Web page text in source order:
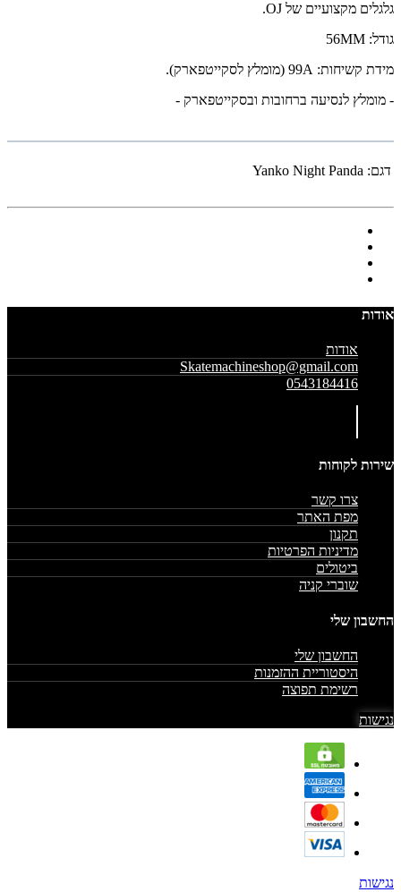
גלגלים מקצועיים של OJ.
גודל: 56MM
מידת קשיחות: 99A (מומלץ לסקייטפארק).
- מומלץ לנסיעה ברחובות ובסקייטפארק -
דגם: Yanko Night Panda
אודות
אודות
Skatemachineshop@gmail.com
0543184416
שירות לקוחות
צרו קשר
מפת האתר
תקנון
מדיניות הפרטיות
ביטולים
שוברי קניה
החשבון שלי
החשבון שלי
היסטוריית ההזמנות
רשימת תפוצה
נגישות
נגישות